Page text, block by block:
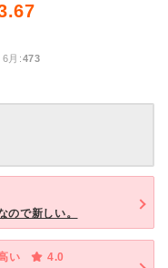
月:473
ので新しい。
い
4.0